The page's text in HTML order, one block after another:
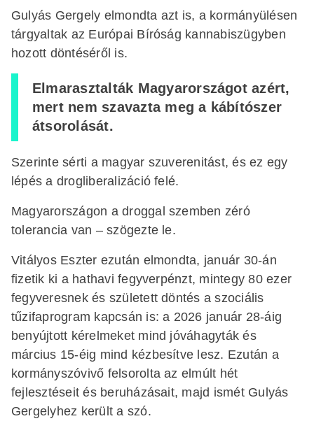
Gulyás Gergely elmondta azt is, a kormányülésen
tárgyaltak az Európai Bíróság kannabiszügyben
hozott döntéséről is.
Elmarasztalták Magyarországot azért,
mert nem szavazta meg a kábítószer
átsorolását.
Szerinte sérti a magyar szuverenitást, és ez egy
lépés a drogliberalizáció felé.
Magyarországon a droggal szemben zéró
tolerancia van – szögezte le.
Vitályos Eszter ezután elmondta, január 30-án
fizetik ki a hathavi fegyverpénzt, mintegy 80 ezer
fegyveresnek és született döntés a szociális
tűzifaprogram kapcsán is: a 2026 január 28-áig
benyújtott kérelmeket mind jóváhagyták és
március 15-éig mind kézbesítve lesz. Ezután a
kormányszóvivő felsorolta az elmúlt hét
fejlesztéseit és beruházásait, majd ismét Gulyás
Gergelyhez került a szó.